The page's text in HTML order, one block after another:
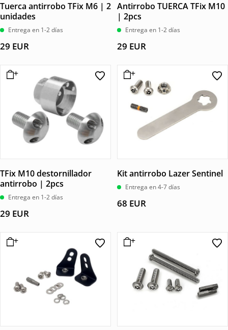
Tuerca antirrobo TFix M6 | 2
unidades
Entrega en 1-2 días
29 EUR
Antirrobo TUERCA TFix M10
| 2pcs
Entrega en 1-2 días
29 EUR
TFix M10 destornillador
antirrobo | 2pcs
Entrega en 1-2 días
29 EUR
Kit antirrobo Lazer Sentinel
Entrega en 4-7 días
68 EUR